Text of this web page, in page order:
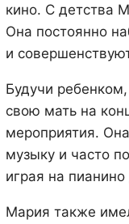
кино. С детства
Она постоянно
и
Будучи
свою мать на
мероприятия.
музыку и часто
играя на
Мария также